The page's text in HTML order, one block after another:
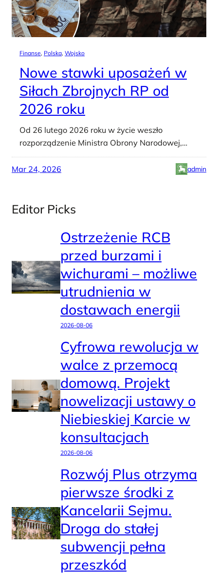
Finanse, Polska, Wojsko
Nowe stawki uposażeń w
Siłach Zbrojnych RP od
2026 roku
Od 26 lutego 2026 roku w życie weszło
rozporządzenie Ministra Obrony Narodowej,…
Mar 24, 2026 admin
Editor Picks
Ostrzeżenie RCB
przed burzami i
wichurami – możliwe
utrudnienia w
dostawach energii
2026-08-06
Cyfrowa rewolucja w
walce z przemocą
domową. Projekt
nowelizacji ustawy o
Niebieskiej Karcie w
konsultacjach
2026-08-06
Rozwój Plus otrzyma
pierwsze środki z
Kancelarii Sejmu.
Droga do stałej
subwencji pełna
przeszkód